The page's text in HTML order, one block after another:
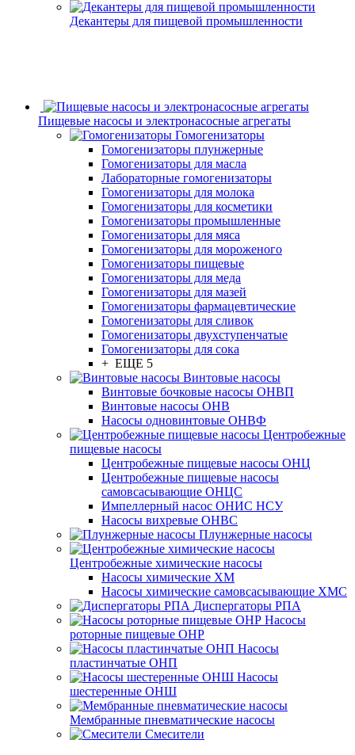
Декантеры для пищевой промышленности
Пищевые насосы и электронасосные агрегаты
Гомогенизаторы
Гомогенизаторы плунжерные
Гомогенизаторы для масла
Лабораторные гомогенизаторы
Гомогенизаторы для молока
Гомогенизаторы для косметики
Гомогенизаторы промышленные
Гомогенизаторы для мяса
Гомогенизаторы для мороженого
Гомогенизаторы пищевые
Гомогенизаторы для меда
Гомогенизаторы для мазей
Гомогенизаторы фармацевтические
Гомогенизаторы для сливок
Гомогенизаторы двухступенчатые
Гомогенизаторы для сока
+ ЕЩЕ 5
Винтовые насосы
Винтовые бочковые насосы ОНВП
Винтовые насосы ОНВ
Насосы одновинтовые ОНВФ
Центробежные
пищевые насосы
Центробежные пищевые насосы ОНЦ
Центробежные пищевые насосы
самовсасывающие ОНЦС
Импеллерный насос ОНИС НСУ
Насосы вихревые ОНВС
Плунжерные насосы
Центробежные химические насосы
Насосы химические ХМ
Насосы химические самовсасывающие ХМС
Диспергаторы РПА
Насосы
роторные пищевые ОНР
Насосы
пластинчатые ОНП
Насосы
шестеренные ОНШ
Мембранные пневматические насосы
Смесители